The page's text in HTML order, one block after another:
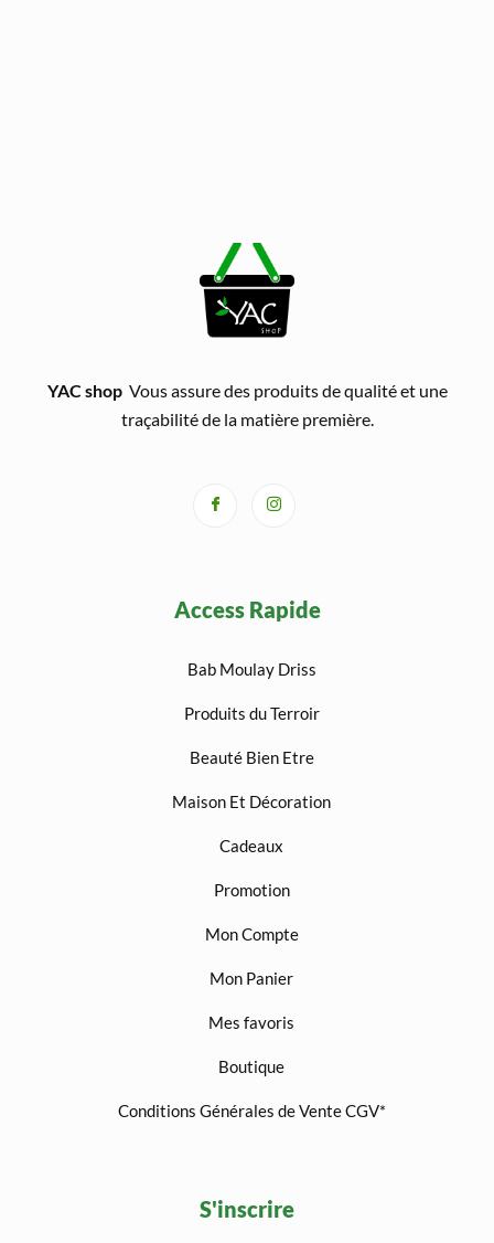
YAC shopVous assure des produits de qualité et une
traçabilité de la matière première.
Access Rapide
Bab Moulay Driss
Produits du Terroir
Beauté Bien Etre
Maison Et Décoration
Cadeaux
Promotion
Mon Compte
Mon Panier
Mes favoris
Boutique
Conditions Générales de Vente CGV*
S'inscrire